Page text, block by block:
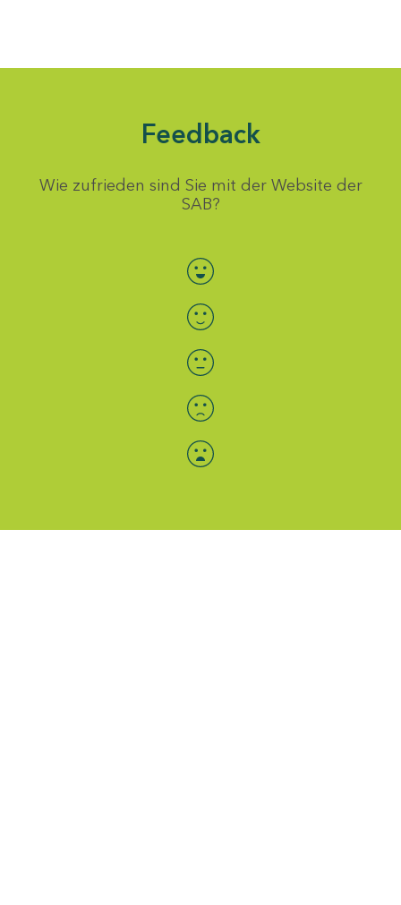
Feedback
Wie zufrieden sind Sie mit der Website der
SAB?
Bewertung auswählen